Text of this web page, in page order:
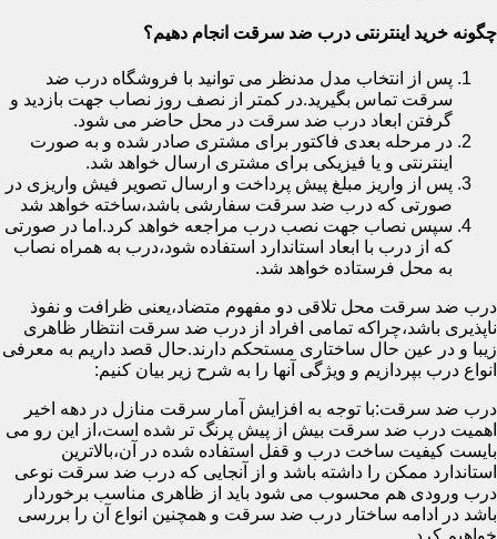
چگونه خرید اینترنتی درب ضد سرقت انجام دهیم؟
پس از انتخاب مدل مدنظر می توانید با فروشگاه درب ضد
سرقت تماس بگیرید.در کمتر از نصف روز نصاب جهت بازدید و
گرفتن ابعاد درب ضد سرقت در محل حاضر می شود.
در مرحله بعدی فاکتور برای مشتری صادر شده و به صورت
اینترنتی و یا فیزیکی برای مشتری ارسال خواهد شد.
پس از واریز مبلغ پیش پرداخت و ارسال تصویر فیش واریزی در
صورتی که درب ضد سرقت سفارشی باشد،ساخته خواهد شد
سپس نصاب جهت نصب درب مراجعه خواهد کرد.اما در صورتی
که از درب با ابعاد استاندارد استفاده شود،درب به همراه نصاب
به محل فرستاده خواهد شد.
درب ضد سرقت محل تلاقی دو مفهوم متضاد،یعنی ظرافت و نفوذ
ناپذیری باشد،چراکه تمامی افراد از درب ضد سرقت انتظار ظاهری
زیبا و در عین حال ساختاری مستحکم دارند.حال قصد داریم به معرفی
انواع درب بپردازیم و ویژگی آنها را به شرح زیر بیان کنیم:
درب ضد سرقت:با توجه به افزایش آمار سرقت منازل در دهه اخیر
اهمیت درب ضد سرقت بیش از پیش پرنگ تر شده است،از این رو می
بایست کیفیت ساخت درب و قفل استفاده شده در آن،بالاترین
استاندارد ممکن را داشته باشد و از آنجایی که درب ضد سرقت نوعی
درب ورودی هم محسوب می شود باید از ظاهری مناسب برخوردار
باشد در ادامه ساختار درب ضد سرقت و همچنین انواع آن را بررسی
خواهیم کرد.